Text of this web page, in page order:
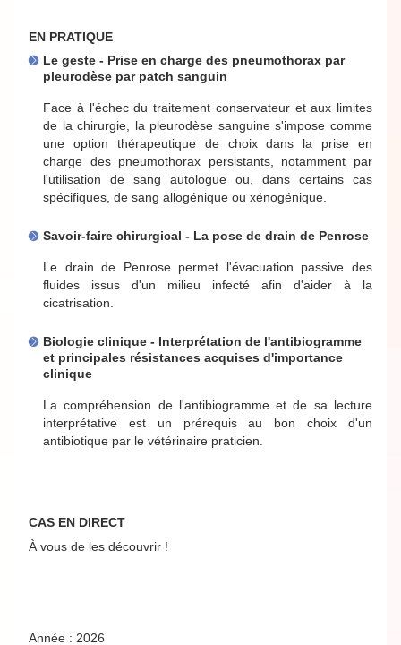
EN PRATIQUE
Le geste - Prise en charge des pneumothorax par
pleurodèse par patch sanguin
Face à l'échec du traitement conservateur et aux limites
de la chirurgie, la pleurodèse sanguine s'impose comme
une option thérapeutique de choix dans la prise en
charge des pneumothorax persistants, notamment par
l'utilisation de sang autologue ou, dans certains cas
spécifiques, de sang allogénique ou xénogénique.
Savoir-faire chirurgical - La pose de drain de Penrose
Le drain de Penrose permet l'évacuation passive des
fluides issus d'un milieu infecté afin d'aider à la
cicatrisation.
Biologie clinique - Interprétation de l'antibiogramme
et principales résistances acquises d'importance
clinique
La compréhension de l'antibiogramme et de sa lecture
interprétative est un prérequis au bon choix d'un
antibiotique par le vétérinaire praticien.
CAS EN DIRECT
À vous de les découvrir !
Année : 2026